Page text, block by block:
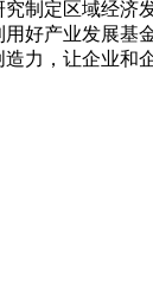
制定区域经济
好产业发展基
力，让企业和